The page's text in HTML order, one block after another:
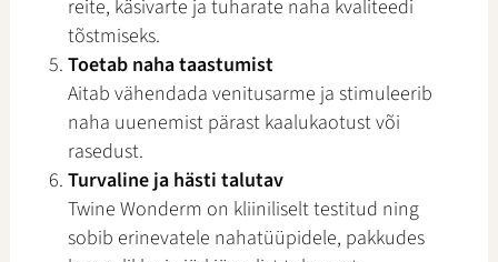
reite, käsivarte ja tuharate naha kvaliteedi
tõstmiseks.
Toetab naha taastumist
Aitab vähendada venitusarme ja stimuleerib
naha uuenemist pärast kaalukaotust või
rasedust.
Turvaline ja hästi talutav
Twine Wonderm on kliiniliselt testitud ning
sobib erinevatele nahatüüpidele, pakkudes